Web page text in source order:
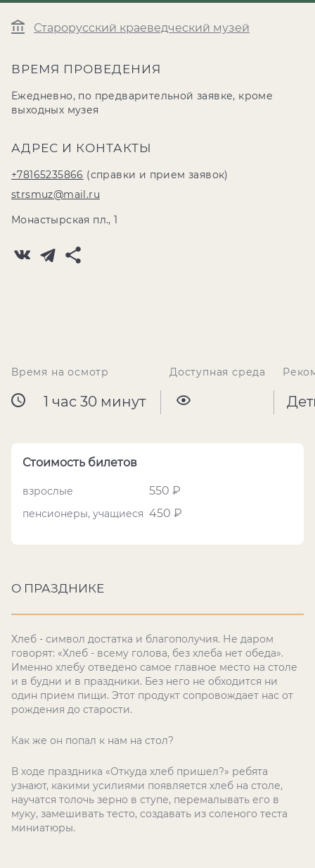
Старорусский краеведческий музей
ВРЕМЯ ПРОВЕДЕНИЯ
Ежедневно, по предварительной заявке, кроме
выходных музея
АДРЕС И КОНТАКТЫ
+78165235866 (справки и прием заявок)
strsmuz@mail.ru
Монастырская пл., 1
Время на осмотр
1 час 30 минут
Доступная среда
Стоимость билетов
взрослые 550 ₽
пенсионеры, учащиеся 450 ₽
О ПРАЗДНИКЕ
Хлеб - символ достатка и благополучия. Не даром
говорят: «Хлеб - всему голова, без хлеба нет обеда».
Именно хлебу отведено самое главное место на столе
и в будни и в праздники. Без него не обходится ни
один прием пищи. Этот продукт сопровождает нас от
рождения до старости.
Как же он попал к нам на стол?
В ходе праздника «Откуда хлеб пришел?» ребята
узнают, какими усилиями появляется хлеб на столе,
научатся толочь зерно в ступе, перемалывать его в
муку, замешивать тесто, создавать из соленого теста
миниатюры.